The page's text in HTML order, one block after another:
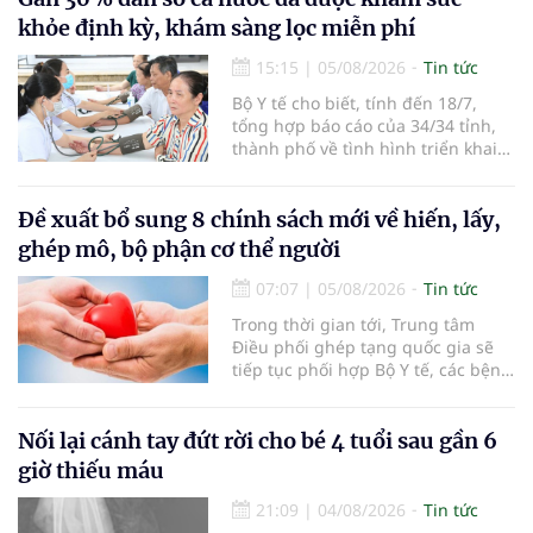
khỏe định kỳ, khám sàng lọc miễn phí
15:15 | 05/08/2026
Tin tức
Bộ Y tế cho biết, tính đến 18/7,
tổng hợp báo cáo của 34/34 tỉnh,
thành phố về tình hình triển khai
nhận 32.286.360 người, chiếm gần
30% dân số cả nước đã được khám
sức khỏe định kỳ năm nay.
Đề xuất bổ sung 8 chính sách mới về hiến, lấy,
ghép mô, bộ phận cơ thể người
07:07 | 05/08/2026
Tin tức
Trong thời gian tới, Trung tâm
Điều phối ghép tạng quốc gia sẽ
tiếp tục phối hợp Bộ Y tế, các bệnh
cường truyền thông, hoàn thiện
quy trình chuyên môn và hệ thống
hiến và ghép mô tạng.
Nối lại cánh tay đứt rời cho bé 4 tuổi sau gần 6
giờ thiếu máu
21:09 | 04/08/2026
Tin tức